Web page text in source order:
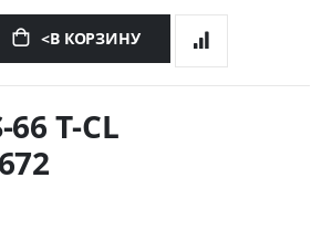
<В КОРЗИНУ
T-CL